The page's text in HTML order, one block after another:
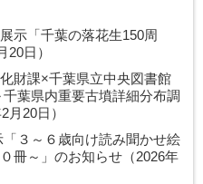
示「千葉の落花生150周
日）
財課×千葉県立中央図書館
葉県内重要古墳詳細分布調
20日）
３～６歳向け読み聞かせ絵
冊～」のお知らせ（2026年